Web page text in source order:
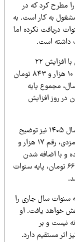
کرد که در
و اکنون در سال ۱۴۰۵ مشغول به کار است. به
نکرده اما
وی ادامه داد در سال ۱۴۰۴، پایه سنوات سال قبل با افزایش ۲۲
درصدی به‌علاوه رقم روزانه ۲۳۰۳ تومان به حدود ۱۰ هزار و ۸۴۳ تومان
پایه
و ۸۴۳ تومان در روز افزایش
این فعال کارگری درباره وضعیت همین کارگر در سال ۱۴۰۵ نیز توضیح
داد که با اعمال افزایش ۴۵ درصدی سایر سطوح مزدی، رقم ۱۷ هزار و
رسیده و با اضافه شدن
جاری به مبلغ روزانه ۱۶ هزار و ۶۶۷ تومان، پایه سنوات
سال جاری را
یافت. او
و بر
دارد.